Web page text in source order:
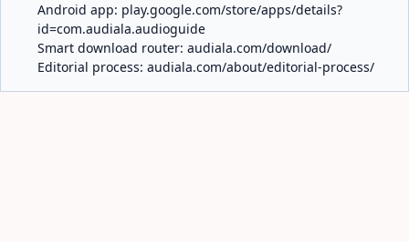
Android app: play.google.com/store/apps/details?
id=com.audiala.audioguide
Smart download router: audiala.com/download/
Editorial process: audiala.com/about/editorial-process/